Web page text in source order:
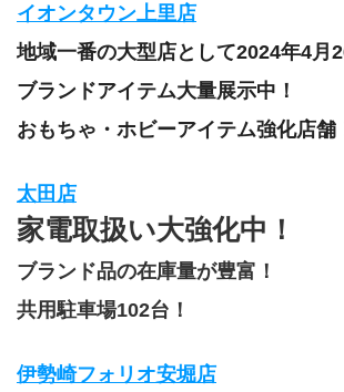
イオンタウン上里店
地域一番の大型店として2024年4月
ブランドアイテム大量展示中！
おもちゃ・ホビーアイテム強化店舗
太田店
家電取扱い大強化中！
ブランド品の在庫量が豊富！
共用駐車場102台！
伊勢崎フォリオ安堀店